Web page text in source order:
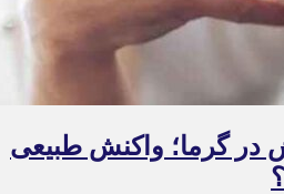
در گرما؛ واکنش طبیعی